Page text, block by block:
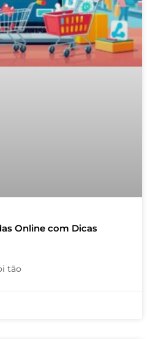
Online com Dicas
tão